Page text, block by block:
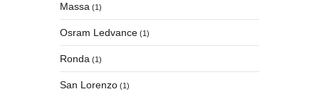
Massa (1)
Osram Ledvance (1)
Ronda (1)
San Lorenzo (1)